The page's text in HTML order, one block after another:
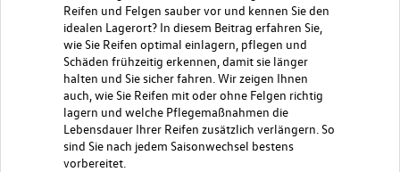
Reifen und Felgen sauber vor und kennen Sie den
idealen Lagerort? In diesem Beitrag erfahren Sie,
wie Sie Reifen optimal einlagern, pflegen und
Schäden frühzeitig erkennen , damit sie länger
halten und Sie sicher fahren. Wir zeigen Ihnen
auch, wie Sie Reifen mit oder ohne Felgen richtig
lagern und welche Pflegemaßnahmen die
Lebensdauer Ihrer Reifen zusätzlich verlängern. So
sind Sie nach jedem Saisonwechsel bestens
vorbereitet.